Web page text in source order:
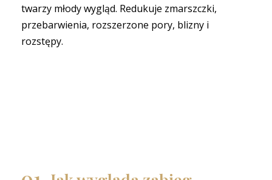
twarzy młody wygląd. Redukuje zmarszczki,
przebarwienia, rozszerzone pory, blizny i
rozstępy.